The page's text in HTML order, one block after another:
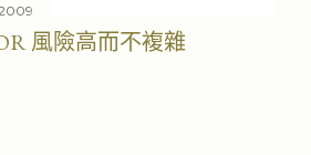
風險高而不複雜